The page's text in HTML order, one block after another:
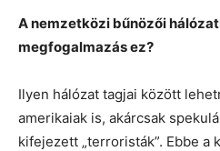
A nemzetközi bűnözői
megfogalmazás ez?
Ilyen hálózat tagjai között
amerikaiak is, akárcsak
kifejezett „terroristák”. Ebbe a